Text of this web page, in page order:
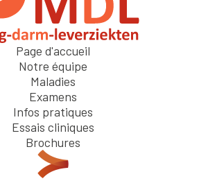
Page d'accueil
Notre équipe
Maladies
Examens
Infos pratiques
Essais cliniques
Brochures